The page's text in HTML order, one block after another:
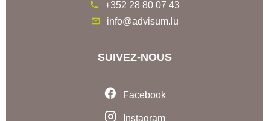
+352 28 80 07 43
info@advisum.lu
SUIVEZ-NOUS
Facebook
Instagram